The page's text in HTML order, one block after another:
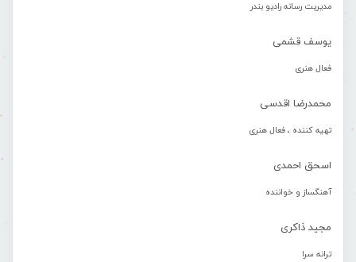
مدیریت رسانه رادیو بندر
یوسف قشمی
فعال هنری
محمدرضا اقدسی
تهیه کننده ، فعال هنری
اسحق احمدی
آهنگساز و خواننده
مجید ذاکری
ترانه سرا